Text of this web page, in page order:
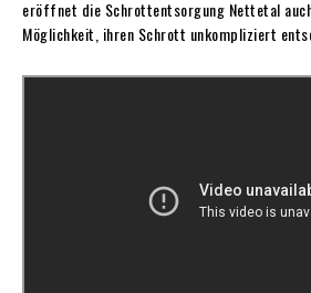
eröffnet die Schrottentsorgung Nettetal
Möglichkeit, ihren Schrott unkompliziert